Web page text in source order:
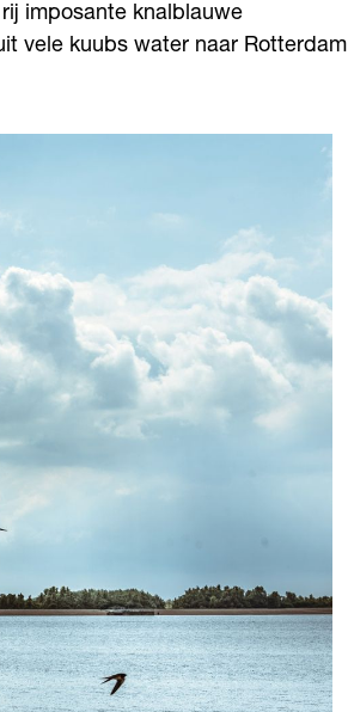
imposante knalblauwe
vele kuubs water naar Rotterdam